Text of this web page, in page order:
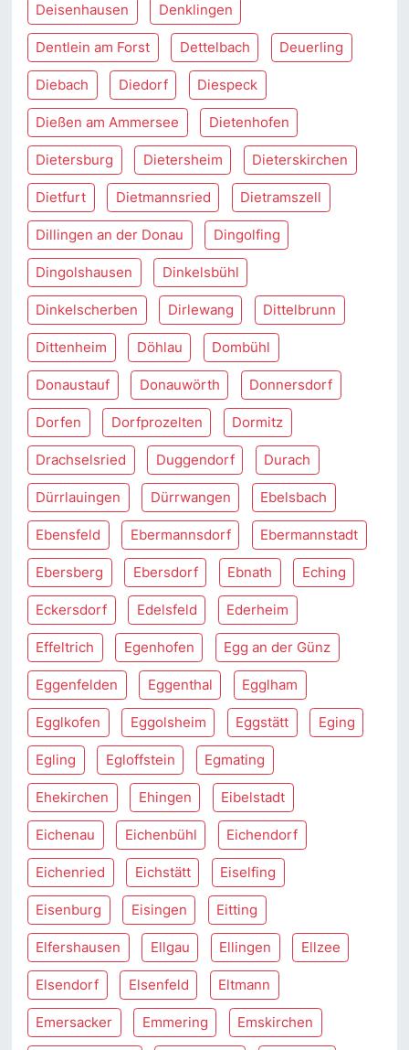
Deisenhausen Denklingen
Dentlein am Forst Dettelbach Deuerling
Diebach Diedorf Diespeck
Dießen am Ammersee Dietenhofen
Dietersburg Dietersheim Dieterskirchen
Dietfurt Dietmannsried Dietramszell
Dillingen an der Donau Dingolfing
Dingolshausen Dinkelsbühl
Dinkelscherben Dirlewang Dittelbrunn
Dittenheim Döhlau Dombühl
Donaustauf Donauwörth Donnersdorf
Dorfen Dorfprozelten Dormitz
Drachselsried Duggendorf Durach
Dürrlauingen Dürrwangen Ebelsbach
Ebensfeld Ebermannsdorf Ebermannstadt
Ebersberg Ebersdorf Ebnath Eching
Eckersdorf Edelsfeld Ederheim
Effeltrich Egenhofen Egg an der Günz
Eggenfelden Eggenthal Egglham
Egglkofen Eggolsheim Eggstätt Eging
Egling Egloffstein Egmating
Ehekirchen Ehingen Eibelstadt
Eichenau Eichenbühl Eichendorf
Eichenried Eichstätt Eiselfing
Eisenburg Eisingen Eitting
Elfershausen Ellgau Ellingen Ellzee
Elsendorf Elsenfeld Eltmann
Emersacker Emmering Emskirchen